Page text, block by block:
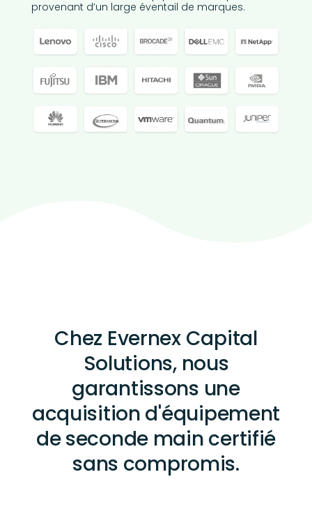
provenant d’un large éventail de marques.
Chez Evernex Capital
Solutions, nous
garantissons une
acquisition d'équipement
de seconde main certifié
sans compromis.